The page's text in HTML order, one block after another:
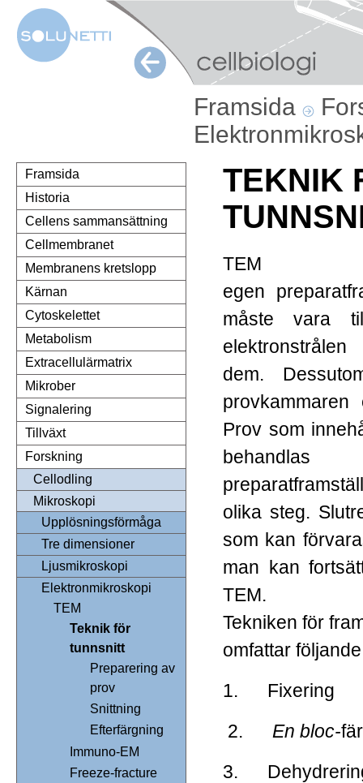
Framsida
Framsida
Historia
Cellens sammansättning
Cellmembranet
Membranens kretslopp
Kärnan
Cytoskelettet
Metabolism
Extracellulärmatrix
Mikrober
Signalering
Tillväxt
Forskning
Cellodling
Mikroskopi
Upplösningsförmåga
Tre dimensioner
Ljusmikroskopi
Elektronmikroskopi
TEM
Teknik för
tunnsnitt
Preparering av
prov
Snittning
Efterfärgning
Immuno-EM
Freeze-fracture
TEKNIK
TEM
egen
måste vara
dem.
Prov som
olika steg.
som kan
man kan
TEM.
Tekniken för
omfattar
1.
Fixering
2.
En bloc-
3.